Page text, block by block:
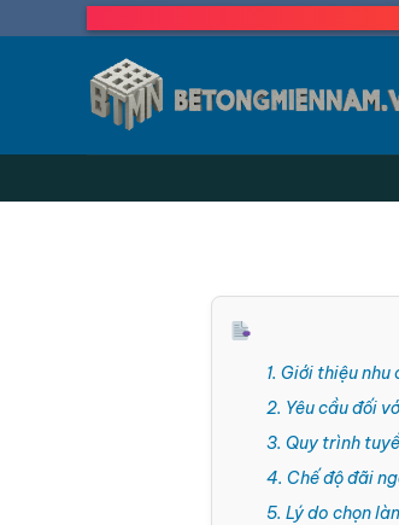
qua
Tìm
1. Giới thiệu
2. Yêu cầu đối
3. Quy trình
4. Chế độ đãi
5. Lý do chọn